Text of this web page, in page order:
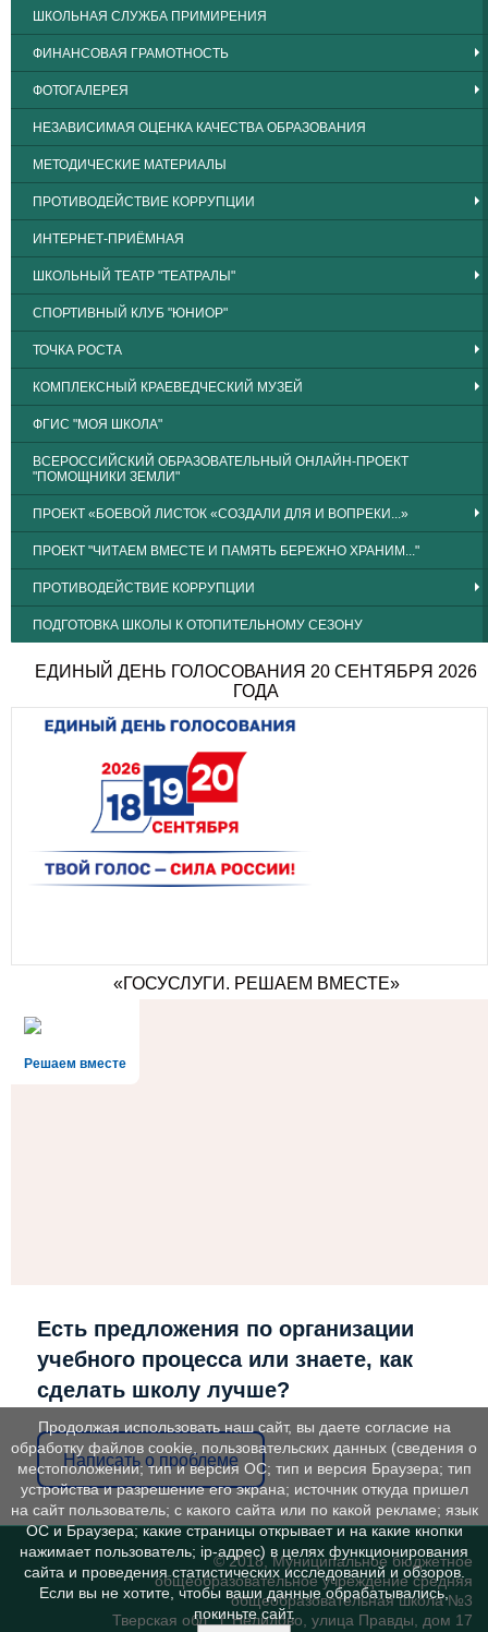
ШКОЛЬНАЯ СЛУЖБА ПРИМИРЕНИЯ
ФИНАНСОВАЯ ГРАМОТНОСТЬ
ФОТОГАЛЕРЕЯ
НЕЗАВИСИМАЯ ОЦЕНКА КАЧЕСТВА ОБРАЗОВАНИЯ
МЕТОДИЧЕСКИЕ МАТЕРИАЛЫ
ПРОТИВОДЕЙСТВИЕ КОРРУПЦИИ
ИНТЕРНЕТ-ПРИЁМНАЯ
ШКОЛЬНЫЙ ТЕАТР "ТЕАТРАЛЫ"
СПОРТИВНЫЙ КЛУБ "ЮНИОР"
ТОЧКА РОСТА
КОМПЛЕКСНЫЙ КРАЕВЕДЧЕСКИЙ МУЗЕЙ
ФГИС "МОЯ ШКОЛА"
ВСЕРОССИЙСКИЙ ОБРАЗОВАТЕЛЬНЫЙ ОНЛАЙН-ПРОЕКТ
"ПОМОЩНИКИ ЗЕМЛИ"
ПРОЕКТ «БОЕВОЙ ЛИСТОК «СОЗДАЛИ ДЛЯ И ВОПРЕКИ...»
ПРОЕКТ "ЧИТАЕМ ВМЕСТЕ И ПАМЯТЬ БЕРЕЖНО ХРАНИМ..."
ПРОТИВОДЕЙСТВИЕ КОРРУПЦИИ
ПОДГОТОВКА ШКОЛЫ К ОТОПИТЕЛЬНОМУ СЕЗОНУ
ЕДИНЫЙ ДЕНЬ ГОЛОСОВАНИЯ 20 СЕНТЯБРЯ 2026
ГОДА
«ГОСУСЛУГИ. РЕШАЕМ ВМЕСТЕ»
Решаем вместе
Есть предложения по организации
учебного процесса или знаете, как
сделать школу лучше?
Написать о проблеме
© 2018, Муниципальное бюджетное
общеобразовательное учреждение средняя
общеобразовательная школа №3
Тверская обл., г. Нелидово, улица Правды, дом 17
Продолжая использовать наш сайт, вы даете согласие на
обработку файлов cookie, пользовательских данных (сведения о
местоположении; тип и версия ОС; тип и версия Браузера; тип
устройства и разрешение его экрана; источник откуда пришел
на сайт пользователь; с какого сайта или по какой рекламе; язык
ОС и Браузера; какие страницы открывает и на какие кнопки
нажимает пользователь; ip-адрес) в целях функционирования
сайта и проведения статистических исследований и обзоров.
Если вы не хотите, чтобы ваши данные обрабатывались,
покиньте сайт.